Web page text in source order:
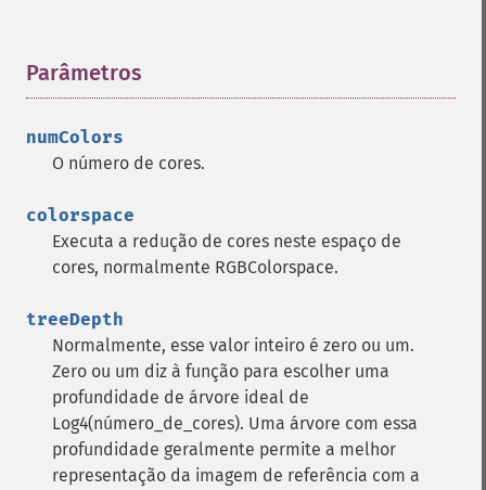
Parâmetros
numColors
O número de cores.
colorspace
Executa a redução de cores neste espaço de
cores, normalmente RGBColorspace.
treeDepth
Normalmente, esse valor inteiro é zero ou um.
Zero ou um diz à função para escolher uma
profundidade de árvore ideal de
Log4(número_de_cores). Uma árvore com essa
profundidade geralmente permite a melhor
representação da imagem de referência com a